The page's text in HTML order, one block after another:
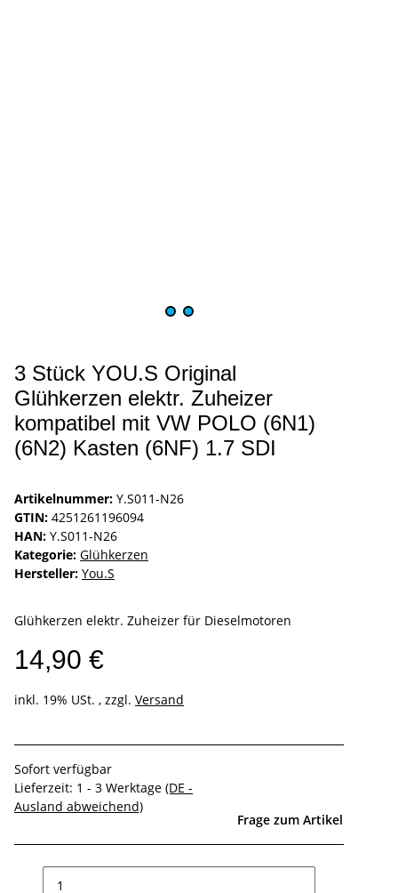
3 Stück YOU.S Original
Glühkerzen elektr. Zuheizer
kompatibel mit VW POLO (6N1)
(6N2) Kasten (6NF) 1.7 SDI
Artikelnummer: Y.S011-N26
GTIN: 4251261196094
HAN: Y.S011-N26
Kategorie: Glühkerzen
Hersteller: You.S
Glühkerzen elektr. Zuheizer für Dieselmotoren
14,90 €
inkl. 19% USt. , zzgl. Versand
Sofort verfügbar
Lieferzeit: 1 - 3 Werktage (DE -
Ausland abweichend)
Frage zum Artikel